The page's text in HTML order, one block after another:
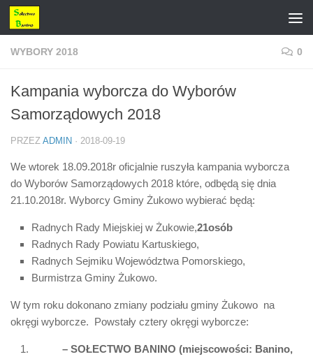
Przejdź do treści
WYBORY 2018 0
Kampania wyborcza do Wyborów
Samorządowych 2018
PRZEZ ADMIN · 2018-09-19
We wtorek 18.09.2018r oficjalnie ruszyła kampania wyborcza
do Wyborów Samorządowych 2018 które, odbędą się dnia
21.10.2018r. Wyborcy Gminy Żukowo wybierać będą:
Radnych Rady Miejskiej w Żukowie,21osób
Radnych Rady Powiatu Kartuskiego,
Radnych Sejmiku Województwa Pomorskiego,
Burmistrza Gminy Żukowo.
W tym roku dokonano zmiany podziału gminy Żukowo na
okręgi wyborcze. Powstały cztery okręgi wyborcze:
– SOŁECTWO BANINO (miejscowości: Banino,